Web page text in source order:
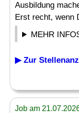
Ausbildung
Erst recht, wenn
MEHR
▶ Zur
Job am